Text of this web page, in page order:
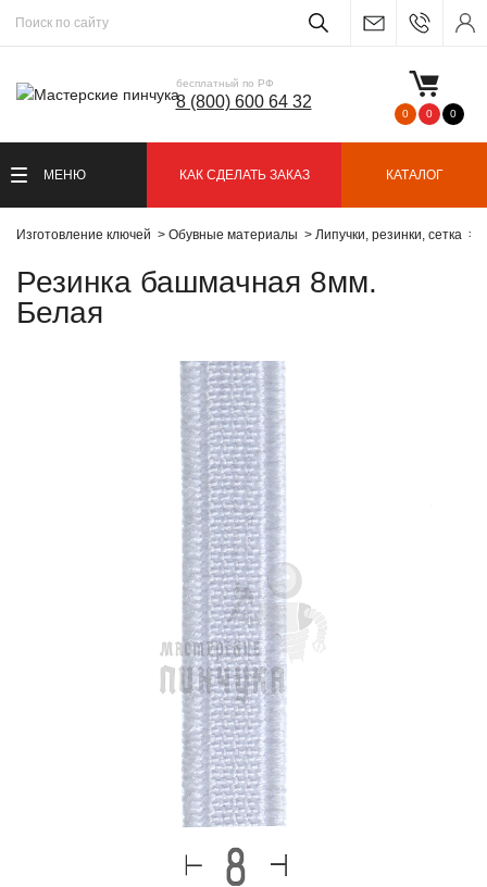
бесплатный по РФ
8 (800) 600 64 32
0 0 0
МЕНЮ КАК СДЕЛАТЬ ЗАКАЗ КАТАЛОГ
Изготовление ключей Обувные материалы Липучки, резинки, сетка
Резинка башмачная 8мм.
Белая